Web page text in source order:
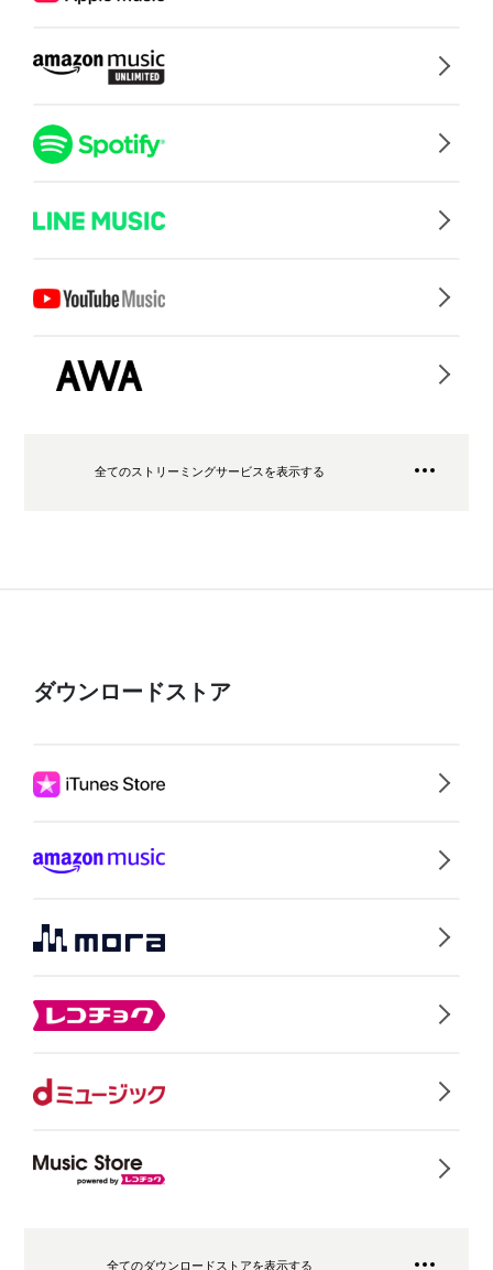
全てのストリーミングサービスを表示する
ダウンロードストア
全てのダウンロードストアを表示する